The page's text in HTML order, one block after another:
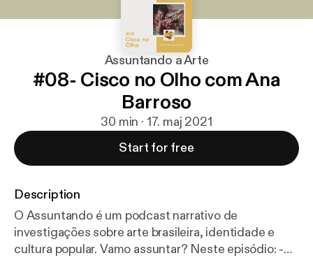
Assuntando a Arte
#08- Cisco no Olho com Ana
Barroso
30 min · 17. maj 2021
Start for free
Description
O Assuntando é um podcast narrativo de
investigações sobre arte brasileira, identidade e
cultura popular. Vamo assuntar? Neste episódio: -